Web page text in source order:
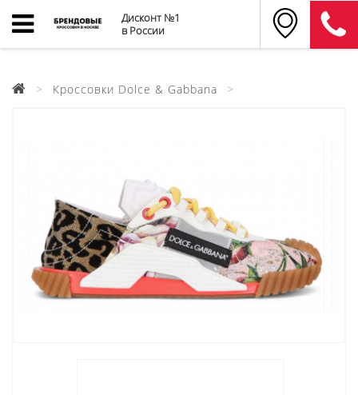
Дисконт №1
в России
Кроссовки Dolce & Gabbana